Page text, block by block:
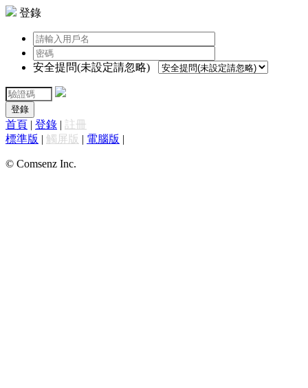
登錄
安全提問(未設定請忽略)
登錄
首頁 | 登錄 | 註冊
標準版 | 觸屏版 | 電腦版 |
© Comsenz Inc.